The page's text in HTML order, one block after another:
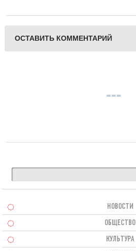
ОСТАВИТЬ КОММЕНТАРИЙ
НОВОСТИ
ОБЩЕСТВО
КУЛЬТУРА